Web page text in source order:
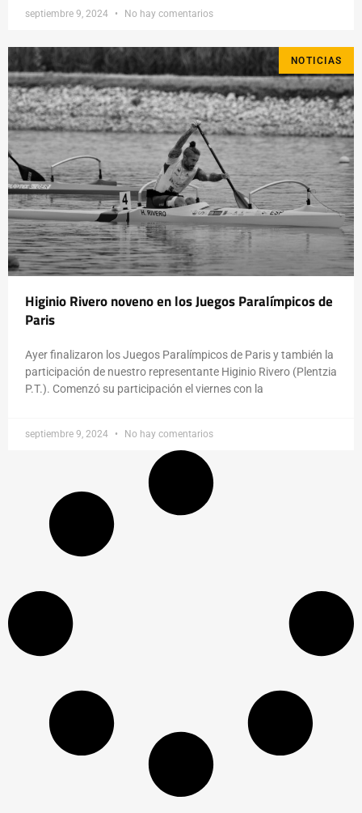
septiembre 9, 2024 No hay comentarios
NOTICIAS
Higinio Rivero noveno en los Juegos Paralímpicos de
Paris
Ayer finalizaron los Juegos Paralímpicos de Paris y también la
participación de nuestro representante Higinio Rivero (Plentzia
P.T.). Comenzó su participación el viernes con la
septiembre 9, 2024 No hay comentarios